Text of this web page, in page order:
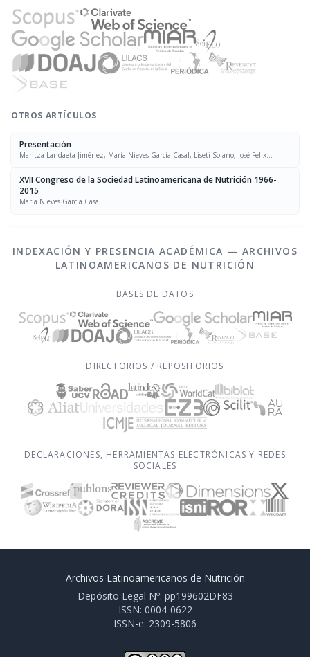
OTROS ARTÍCULOS
Presentación
Maritza Landaeta-Jiménez, María Nieves García Casal, Liseti Solano, José Felix
XVII Congreso de la Sociedad Latinoamericana de Nutrición 1966-
2015
María Nieves García Casal
INDEXACIÓN Y PRESENCIA ACADÉMICA — ARCHIVOS
LATINOAMERICANOS DE NUTRICIÓN
BASES DE DATOS
DIRECTORIOS / REPOSITORIOS
DECLARACIONES, HERRAMIENTAS ELECTRÓNICAS Y REDES
SOCIALES
Archivos Latinoamericanos de Nutrición
Depósito Legal Nº: pp199602DF83
ISSN: 0004-0622
ISSN-e: 2309-5806